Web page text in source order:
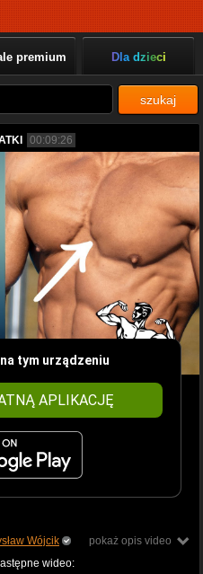
premium Dla dzieci
szukaj
00:09:26
tym urządzeniu
APLIKACJĘ
pokaż opis video
Wójcik
wideo: